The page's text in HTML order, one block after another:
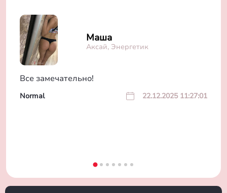
Маша
Аксай, Энергетик
Все замечательно!
Normal 22.12.2025 11:27:01